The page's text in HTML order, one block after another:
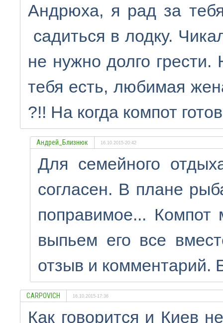
Андрюха, я рад за
садиться в лодку.
не нужно долго
тебя есть, любимая
?!! На когда компот
Андрей_Близнюк 16.10.2015-20:42
Для семейного
согласен. В плане
поправимое...
выпьем его все
отзыв и комментарий.
CARPOVICH 16.10.2015-17:36
Как говорится и Киев